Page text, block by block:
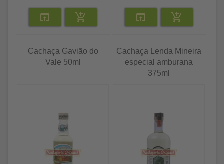
Cachaça Gavião do
Vale 50ml
Cachaça Lenda Mineira
especial amburana
375ml